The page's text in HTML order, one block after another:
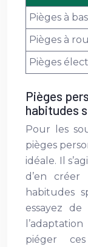
Pièges à
Pièges à
Pièges
Pièges
habitudes
Pour les
pièges
idéale. Il
d’en
habitudes
essayez
piéger